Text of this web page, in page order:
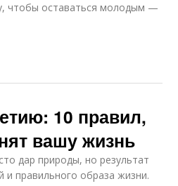
чтобы оставаться молодым —
10 правил,
вашу жизнь
дар природы, но результат
и правильного образа жизни.